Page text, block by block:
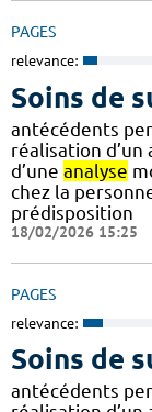
PAGES
relevance:
Soins de
antécédents
réalisation
d’une analyse
chez la
prédisposition
18/02/2026 15:25
PAGES
relevance:
Soins de
antécédents